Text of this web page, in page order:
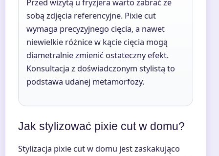
Przed wizytą u fryzjera warto zabrać ze
sobą zdjęcia referencyjne. Pixie cut
wymaga precyzyjnego cięcia, a nawet
niewielkie różnice w kącie cięcia mogą
diametralnie zmienić ostateczny efekt.
Konsultacja z doświadczonym stylistą to
podstawa udanej metamorfozy.
Jak stylizować pixie cut w domu?
Stylizacja pixie cut w domu jest zaskakująco